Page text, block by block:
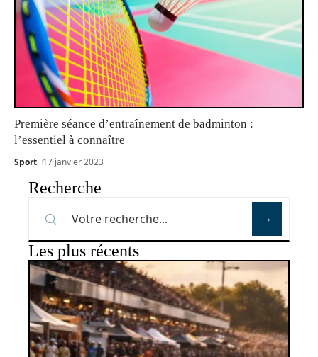
Première séance d’entraînement de badminton :
l’essentiel à connaître
Sport 17 janvier 2023
Recherche
Les plus récents